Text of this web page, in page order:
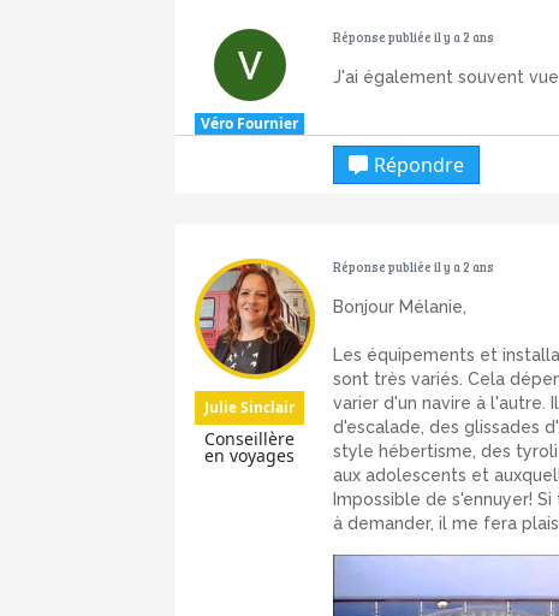
Véro Fournier
Réponse publiée il y a 2 ans
J'ai également souvent
Répondre
Julie Sinclair
Conseillère
en voyages
Réponse publiée il y a 2 ans
Bonjour Mélanie,
Les équipements et
sont très variés. Cela
varier d'un navire à l'autre.
d'escalade, des glissades
style hébertisme, des
aux adolescents et
Impossible de s'ennuyer!
à demander, il me fera